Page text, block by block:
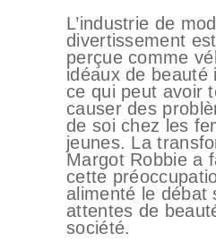
L’industrie de
divertissement
perçue comme
idéaux de beauté
ce qui peut avoir
causer des
de soi chez les
jeunes. La
Margot Robbie a
cette
alimenté le débat
attentes de
société.